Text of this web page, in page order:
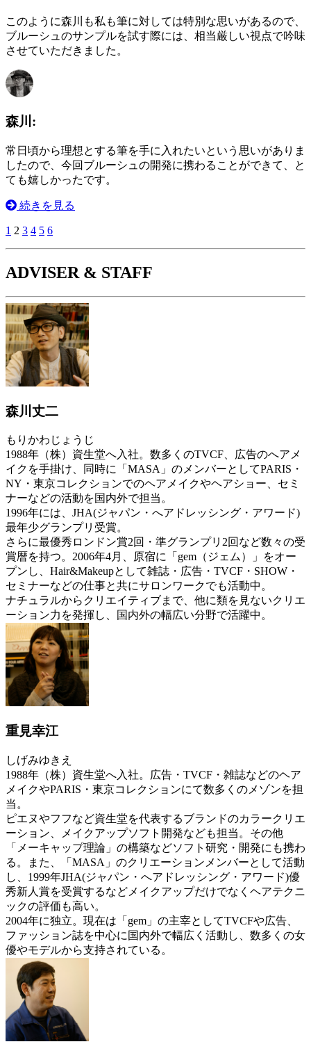
このように森川も私も筆に対しては特別な思いがあるので、
ブルーシュのサンプルを試す際には、相当厳しい視点で吟味
させていただきました。
森川:
常日頃から理想とする筆を手に入れたいという思いがありま
したので、今回ブルーシュの開発に携わることができて、と
ても嬉しかったです。
続きを見る
1 2 3 4 5 6
ADVISER & STAFF
森川丈二
もりかわじょうじ
1988年（株）資生堂へ入社。数多くのTVCF、広告のへアメ
イクを手掛け、同時に「MASA」のメンバーとしてPARIS・
NY・東京コレクションでのヘアメイクやヘアショー、セミ
ナーなどの活動を国内外で担当。
1996年には、JHA(ジャパン・へアドレッシング・アワード)
最年少グランプリ受賞。
さらに最優秀ロンドン賞2回・準グランプリ2回など数々の受
賞暦を持つ。2006年4月、原宿に「gem（ジェム）」をオー
プンし、Hair&Makeupとして雑誌・広告・TVCF・SHOW・
セミナーなどの仕事と共にサロンワークでも活動中。
ナチュラルからクリエイティブまで、他に類を見ないクリエ
ーション力を発揮し、国内外の幅広い分野で活躍中。
重見幸江
しげみゆきえ
1988年（株）資生堂へ入社。広告・TVCF・雑誌などのヘア
メイクやPARIS・東京コレクションにて数多くのメゾンを担
当。
ピエヌやフフなど資生堂を代表するブランドのカラークリエ
ーション、メイクアップソフト開発なども担当。その他
「メーキャップ理論」の構築などソフト研究・開発にも携わ
る。また、「MASA」のクリエーションメンバーとして活動
し、1999年JHA(ジャパン・へアドレッシング・アワード)優
秀新人賞を受賞するなどメイクアップだけでなくヘアテクニ
ックの評価も高い。
2004年に独立。現在は「gem」の主宰としてTVCFや広告、
ファッション誌を中心に国内外で幅広く活動し、数多くの女
優やモデルから支持されている。